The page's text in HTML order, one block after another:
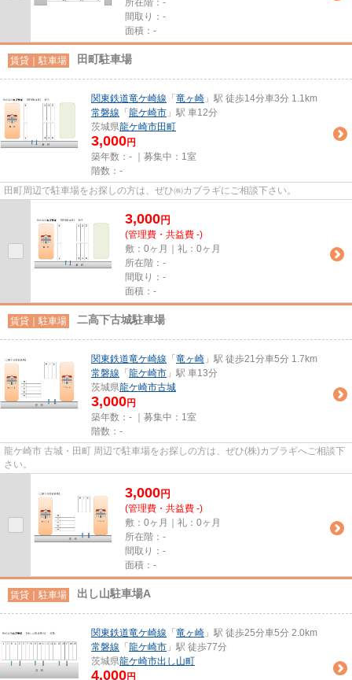
所在階：-
間取り：-
面積：-
賃貸｜駐車場 田町駐車場
関東鉄道竜ケ崎線 「 竜ヶ崎 」駅 徒歩14分車3分 1.1km
常磐線 「 龍ケ崎市 」駅 車12分
茨城県龍ケ崎市田町
3,000円
築年数：- ｜募集中： 1室
階数：-
田町周辺で駐車場をお探しの方は、ぜひ㈱カブラギにご相談下さい。
3,000円
(管理費・共益費 -)
敷：0ヶ月｜礼：0ヶ月
所在階：-
間取り：-
面積：-
賃貸｜駐車場 二高下古城駐車場
関東鉄道竜ケ崎線 「 竜ヶ崎 」駅 徒歩21分車5分 1.7km
常磐線 「 龍ケ崎市 」駅 車13分
茨城県龍ケ崎市古城
3,000円
築年数：- ｜募集中： 1室
階数：-
龍ケ崎市 古城・田町 周辺で駐車場をお探しの方は、ぜひ(株)カブラギへご相談下
さい。
3,000円
(管理費・共益費 -)
敷：0ヶ月｜礼：0ヶ月
所在階：-
間取り：-
面積：-
賃貸｜駐車場 出し山駐車場A
関東鉄道竜ケ崎線 「 竜ヶ崎 」駅 徒歩25分車5分 2.0km
常磐線 「 龍ケ崎市 」駅 徒歩77分
茨城県龍ケ崎市出し山町
4,000円